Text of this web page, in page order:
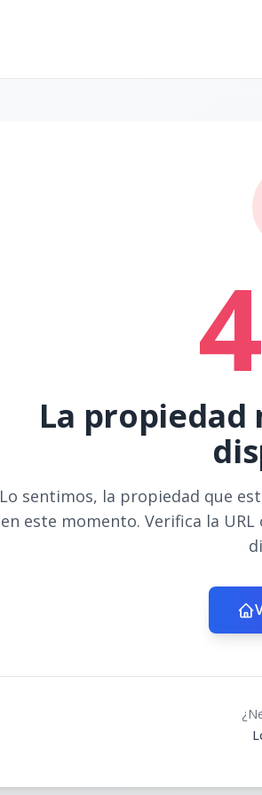
La propiedad
Lo sentimos, la propiedad que
en este momento. Verifica la